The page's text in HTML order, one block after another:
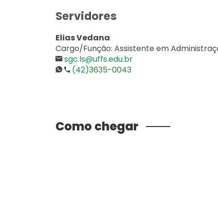
Servidores
Elias Vedana
Cargo/Função: Assistente em
sgc.ls@uffs.edu.br
(42)3635-0043
Como chegar